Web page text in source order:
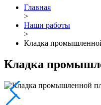
Главная
>
Наши работы
>
Кладка
Кладка